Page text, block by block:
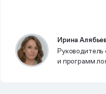
Ирина
Руководитель
и программ